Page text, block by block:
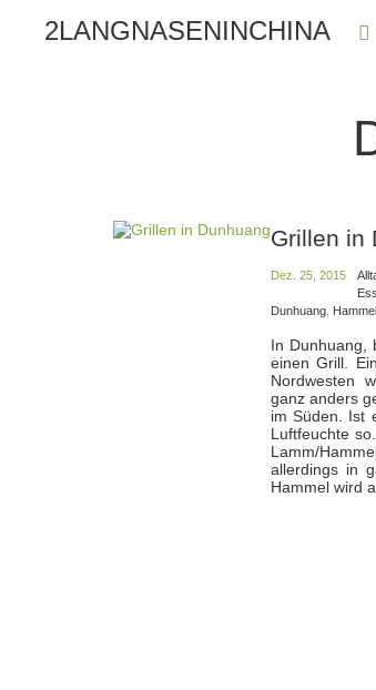
2LANGNASENINCHINA
Grillen in
Dez. 25, 2015
Dunhuang Hammel
In Dunhuang,
einen Grill.
Nordwesten
ganz anders
im Süden. Ist
Luftfeuchte
Lamm/
allerdings in
Hammel wird